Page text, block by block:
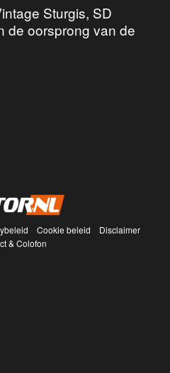
Sturgis, SD
de oorsprong van de
Cookie beleid
Disclaimer
& Colofon